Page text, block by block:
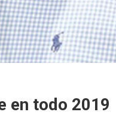
en todo 2019